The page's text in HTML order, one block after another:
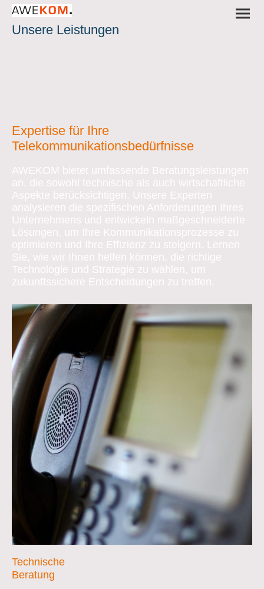
Unsere Leistungen
Expertise für Ihre
Telekommunikationsbedürfnisse
AWEKOM bietet umfassende Beratungsleistungen
an, die sowohl technische als auch wirtschaftliche
Aspekte berücksichtigen. Unsere Experten
analysieren die spezifischen Anforderungen Ihres
Unternehmens und entwickeln maßgeschneiderte
Lösungen, um Ihre Kommunikationsprozesse zu
optimieren und Ihre Effizienz zu steigern. Lernen
Sie, wie wir Ihnen helfen können, die richtige
Technologie und Strategie zu wählen, um
zukunftssichere Entscheidungen zu treffen.
Technische
Beratung